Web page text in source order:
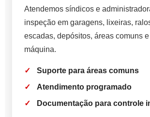
Atendemos síndicos e
inspeção em garagens, lixeiras,
escadas, depósitos, áreas comuns
máquina.
Suporte para áreas comuns
Atendimento programado
Documentação para controle